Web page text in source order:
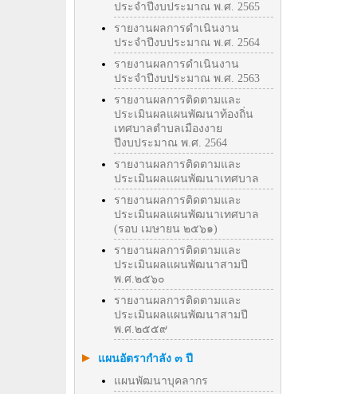
ประจำปีงบประมาณ พ.ศ. 2565
รายงานผลการดำเนินงาน
ประจำปีงบประมาณ พ.ศ. 2564
รายงานผลการดำเนินงาน
ประจำปีงบประมาณ พ.ศ. 2563
รายงานผลการติดตามและ
ประเมินผลแผนพัฒนาท้องถิ่น
เทศบาลตำบลเมืองงาย
ปีงบประมาณ พ.ศ. 2564
รายงานผลการติดตามและ
ประเมินผลแผนพัฒนาเทศบาล
รายงานผลการติดตามและ
ประเมินผลแผนพัฒนาเทศบาล
(รอบ เมษายน ๒๕๖๑)
รายงานผลการติดตามและ
ประเมินผลแผนพัฒนาสามปี
พ.ศ.๒๕๖๐
รายงานผลการติดตามและ
ประเมินผลแผนพัฒนาสามปี
พ.ศ.๒๕๕๙
แผนอัตรากำลัง ๓ ปี
แผนพัฒนาบุคลากร